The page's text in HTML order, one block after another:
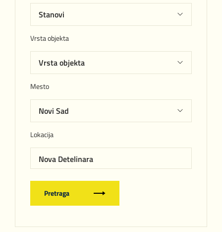
Vrsta objekta
Mesto
Lokacija
Nova Detelinara
Pretraga